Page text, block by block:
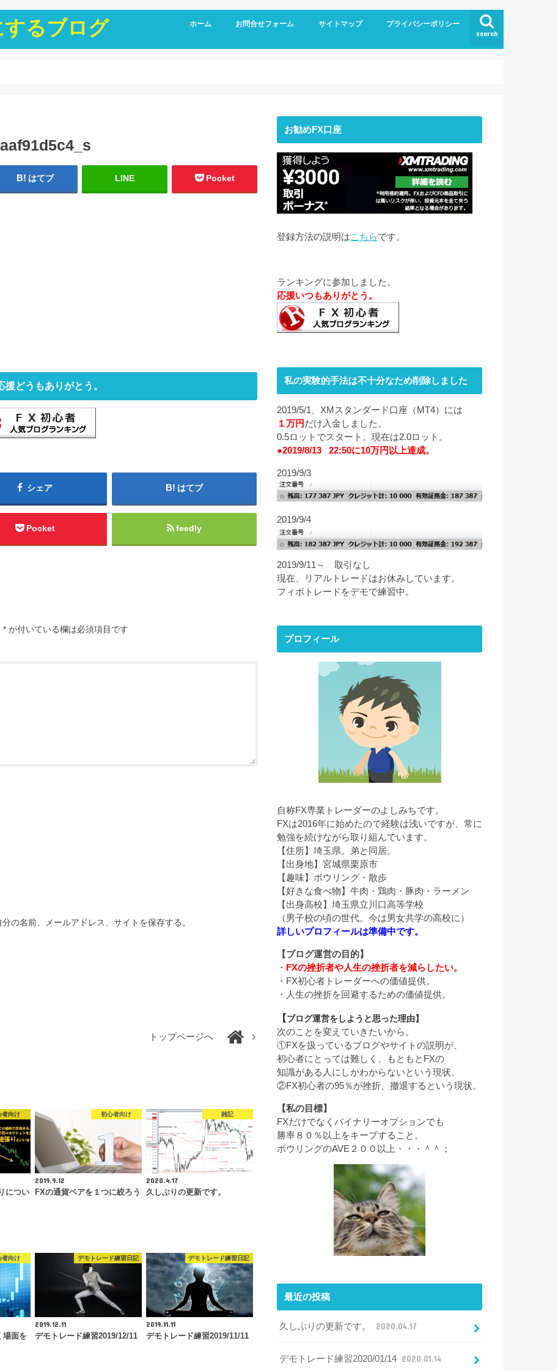
するブログ search
ホーム お問合せフォーム サイトマップ プライバシーポリシー
はてブ LINE Pocket
援どうもありがとう。
シェア はてブ
Pocket feedly
* が付いている欄は必須項目です
の名前、メールアドレス、サイトを保存する。
トップページへ
者向け
につい
初心者向け
2019.9.12
FXの通貨ペアを１つに絞ろう
雑記
2020.4.17
久しぶりの更新です。
者向け
場面を
デモトレード練習日記
2019.12.11
デモトレード練習2019/12/11
デモトレード練習日記
2019.11.11
デモトレード練習2019/11/11
お勧めFX口座
登録方法の説明はこちらです。
ランキングに参加しました。
応援いつもありがとう。
私の実験的手法は不十分なため削除しました
2019/5/1、XMスタンダード口座（MT4）には
１万円だけ入金しました。
0.5ロットでスタート。現在は2.0ロット。
●2019/8/13 22:50に10万円以上達成。
2019/9/3
2019/9/4
2019/9/11～ 取引なし
現在、リアルトレードはお休みしています。
フィボトレードをデモで練習中。
プロフィール
自称FX専業トレーダーのよしみちです。
FXは2016年に始めたので経験は浅いですが、常に
勉強を続けながら取り組んでいます。
【住所】埼玉県。弟と同居。
【出身地】宮城県栗原市
【趣味】ボウリング・散歩
【好きな食べ物】牛肉・鶏肉・豚肉・ラーメン
【出身高校】埼玉県立川口高等学校
（男子校の頃の世代。今は男女共学の高校に）
詳しいプロフィールは準備中です。
【ブログ運営の目的】
・ FXの挫折者や人生の挫折者を減らしたい。
・FX初心者トレーダーへの価値提供。
・人生の挫折を回避するための価値提供。
【ブログ運営をしようと思った理由】
次のことを変えていきたいから。
①FXを扱っているブログやサイトの説明が、
初心者にとっては難しく、もともとFXの
知識がある人にしかわからないという現状。
②FX初心者の95％が挫折、撤退するという現状。
【私の目標】
FXだけでなくバイナリーオプションでも
勝率８０％以上をキープすること。
ボウリングのAVE２００以上・・・＾＾；
最近の投稿
久しぶりの更新です。 2020.04.17
デモトレード練習2020/01/14 2020.01.14